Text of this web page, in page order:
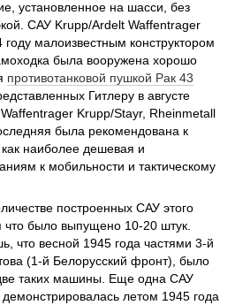
установленное на шасси, без
САУ Krupp/Ardelt Waffentrager
малоизвестным конструктором
была вооружена хорошо
противотанковой пушкой Pак 43
Гитлеру в августе
Krupp/Stayr, Rheinmetall
была рекомендована к
наиболее дешевая и
к мобильности и тактическому
построенных САУ этого
что было выпущено 10-20 штук.
что весной 1945 года частями 3-й
(1-й Белорусский фронт), было
таких машины. Еще одна САУ
летом 1945 года